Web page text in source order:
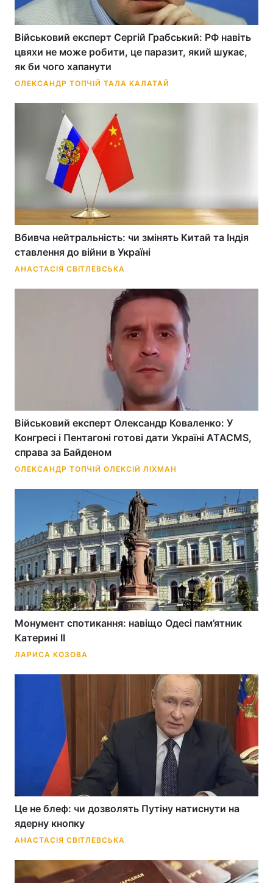
Головна Війна
Україна Політика
Економіка Світ
Техно і зв'язок
Здоров'я Туризм
Цікавинки Погода
Екологія
Статті
Думки
Вакансії
Контакти
Послуги
Тема оформлення
Військовий експерт Сергій Грабський: РФ навіть
цвяхи не може робити, це паразит, який шукає,
як би чого хапанути
ОЛЕКСАНДР ТОПЧІЙТАЛА КАЛАТАЙ
Вбивча нейтральність: чи змінять Китай та Індія
ставлення до війни в Україні
АНАСТАСІЯ СВІТЛЕВСЬКА
Військовий експерт Олександр Коваленко: У
Конгресі і Пентагоні готові дати Україні ATACMS,
справа за Байденом
ОЛЕКСАНДР ТОПЧІЙОЛЕКСІЙ ЛІХМАН
Монумент спотикання: навіщо Одесі пам’ятник
Катерині II
ЛАРИСА КОЗОВА
Це не блеф: чи дозволять Путіну натиснути на
ядерну кнопку
АНАСТАСІЯ СВІТЛЕВСЬКА